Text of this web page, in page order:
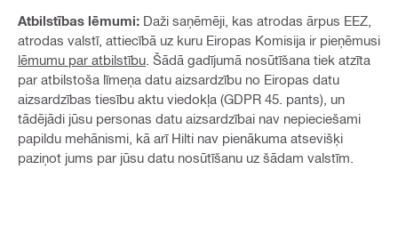
Atbilstības lēmumi: Daži saņēmēji, kas atrodas ārpus EEZ,
atrodas valstī, attiecībā uz kuru Eiropas Komisija ir pieņēmusi
lēmumu par atbilstību . Šādā gadījumā nosūtīšana tiek atzīta
par atbilstoša līmeņa datu aizsardzību no Eiropas datu
aizsardzības tiesību aktu viedokļa (GDPR 45. pants), un
tādējādi jūsu personas datu aizsardzībai nav nepieciešami
papildu mehānismi, kā arī Hilti nav pienākuma atsevišķi
paziņot jums par jūsu datu nosūtīšanu uz šādam valstīm.